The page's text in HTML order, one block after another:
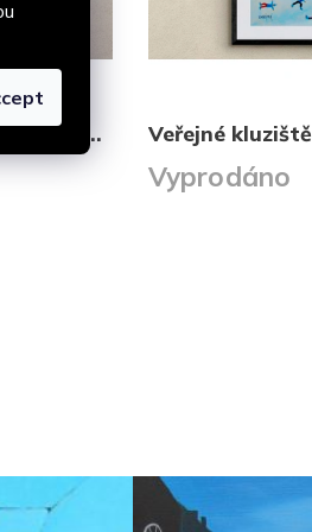
Návrat strážce majáku - zima 2025 Veřejné kluziště
Vyprodáno